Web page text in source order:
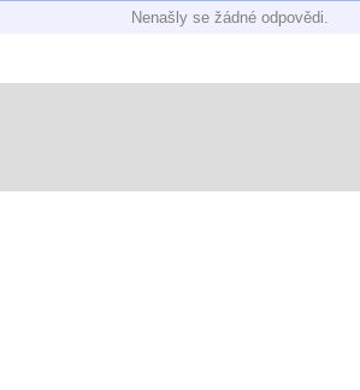
Nenašly se žádné odpovědi.